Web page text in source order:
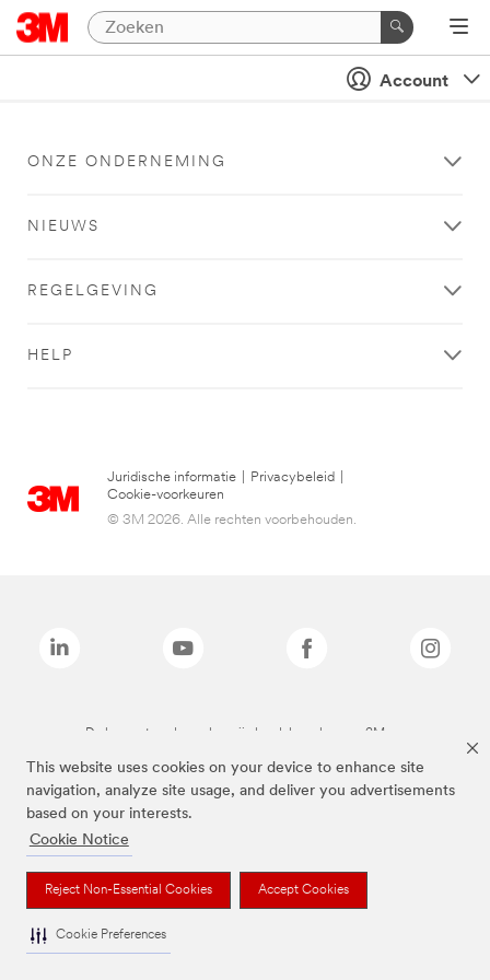
This website uses cookies on your device to enhance site
navigation, analyze site usage, and deliver you advertisements
based on your interests.
Cookie Notice
Reject Non-Essential Cookies Accept Cookies
Cookie Preferences
Account
ONZE ONDERNEMING
NIEUWS
REGELGEVING
HELP
Juridische informatie Privacybeleid
Cookie-voorkeuren
© 3M 2026. Alle rechten voorbehouden.
De bovenstaande merken zijn handelsmerken van 3M.we